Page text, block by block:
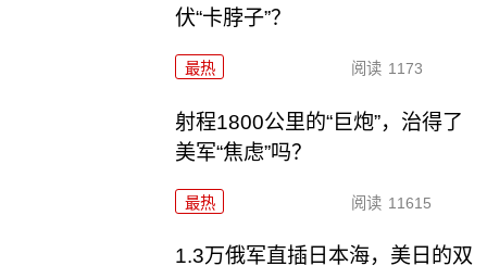
伏“卡脖子”？
最热 阅读 1173
射程1800公里的“巨炮”，治得了
美军“焦虑”吗？
最热 阅读 11615
1.3万俄军直插日本海，美日的双